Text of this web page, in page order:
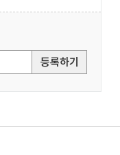
등록하기